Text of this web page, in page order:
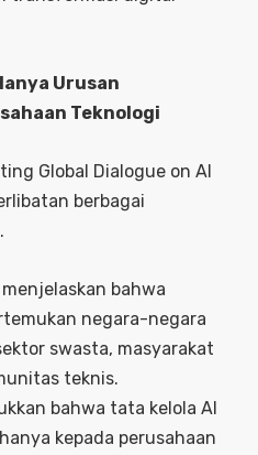
Urusan
Teknologi
Global Dialogue on AI
berbagai
bahwa
negara-negara
swasta, masyarakat
teknis.
bahwa tata kelola AI
kepada perusahaan